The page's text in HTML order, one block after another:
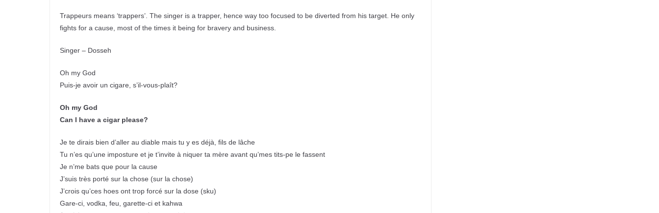
Trappeurs means ‘trappers’. The singer is a trapper, hence way too focused to be diverted from his target. He only
fights for a cause, most of the times it being for bravery and business.
Singer – Dosseh
Oh my God
Puis-je avoir un cigare, s’il-vous-plaît?
Oh my God
Can I have a cigar please?
Je te dirais bien d’aller au diable mais tu y es déjà, fils de lâche
Tu n’es qu’une imposture et je t’invite à niquer ta mère avant qu’mes tits-pe le fassent
Je n’me bats que pour la cause
J’suis très porté sur la chose (sur la chose)
J’crois qu’ces hoes ont trop forcé sur la dose (sku)
Gare-ci, vodka, feu, garette-ci et kahwa